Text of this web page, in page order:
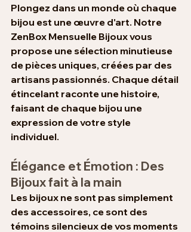
Plongez dans un monde où chaque
bijou est une œuvre d'art. Notre
ZenBox Mensuelle Bijoux vous
propose une sélection minutieuse
de pièces uniques, créées par des
artisans passionnés. Chaque détail
étincelant raconte une histoire,
faisant de chaque bijou une
expression de votre style
individuel.
Élégance et Émotion : Des
Bijoux fait à la main
Les bijoux ne sont pas simplement
des accessoires, ce sont des
témoins silencieux de vos moments